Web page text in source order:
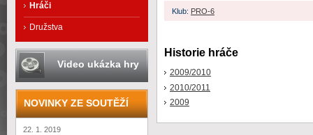
Klub: PRO-6
Historie hráče
2009/2010
2010/2011
2009
Hráči
Družstva
Video ukázka hry
NOVINKY ZE SOUTĚŽÍ
22. 1. 2019